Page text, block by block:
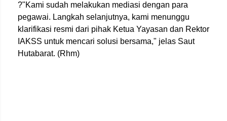
?"Kami sudah melakukan mediasi dengan para
pegawai. Langkah selanjutnya, kami menunggu
klarifikasi resmi dari pihak Ketua Yayasan dan Rektor
IAKSS untuk mencari solusi bersama," jelas Saut
Hutabarat. (Rhm)